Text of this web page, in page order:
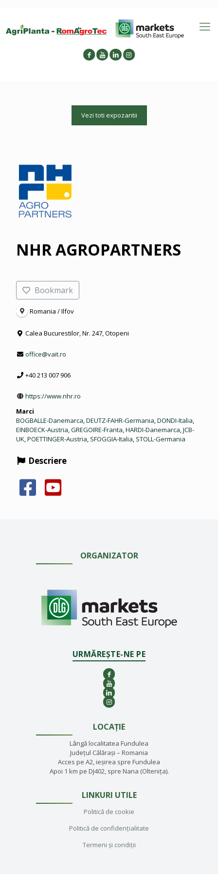
Vezi toti expozantii
NHR AGROPARTNERS
Bookmark
Romania / Ilfov
Calea Bucurestilor, Nr. 247, Otopeni
office@vait.ro
+40 213 007 906
https://www.nhr.ro
Marci
BOGBALLE-Danemarca,DEUTZ-FAHR-Germania,DONDI-Italia,
EINBOECK-Austria,GREGOIRE-Franta,HARDI-Danemarca,JCB-
UK,POETTINGER-Austria, SFOGGIA-Italia, STOLL-Germania
Descriere
ORGANIZATOR
URMĂREȘTE-NE PE
LOCAȚIE
Lângă localitatea Fundulea
Județul Călărași – Romania
Acces pe A2, ieșirea spre Fundulea
Apoi 1 km pe DJ402, spre Nana (Oltenița).
LINKURI UTILE
Politică de cookie
Politică de confidențialitate
Termeni și condiții